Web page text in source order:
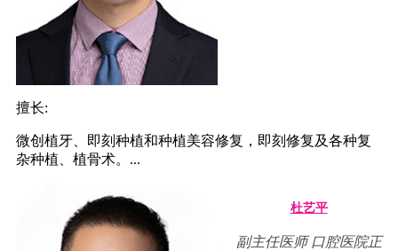
擅长:
微创植牙、即刻种植和种植美容修复，即刻修复及各种复
杂种植、植骨术。...
杜艺平
副主任医师 口腔医院正